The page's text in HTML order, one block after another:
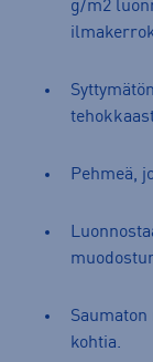
g/m2
Pehmeä,
kohtia.